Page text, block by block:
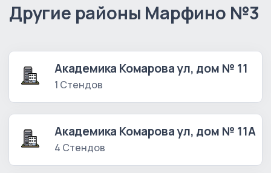
Другие районы Марфино №3
Академика Комарова ул, дом № 11
1 Стендов
Академика Комарова ул, дом № 11А
4 Стендов